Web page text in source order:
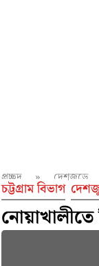
প্রচ্ছদ » দেশজুড়ে
চট্টগ্রাম বিভাগ
নোয়াখালীতে